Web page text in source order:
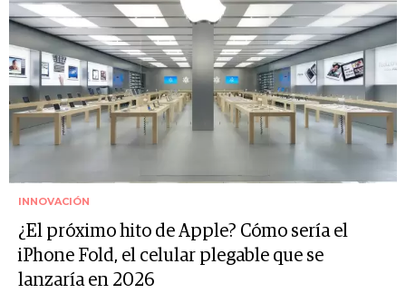
INNOVACIÓN
¿El próximo hito de Apple? Cómo sería el
iPhone Fold, el celular plegable que se
lanzaría en 2026